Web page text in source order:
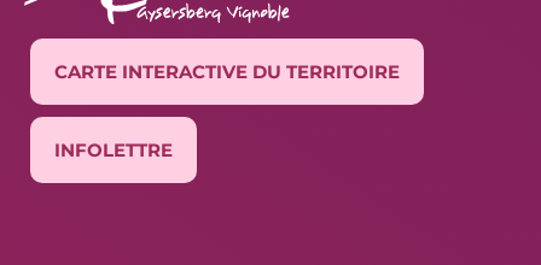
CARTE INTERACTIVE DU TERRITOIRE
INFOLETTRE